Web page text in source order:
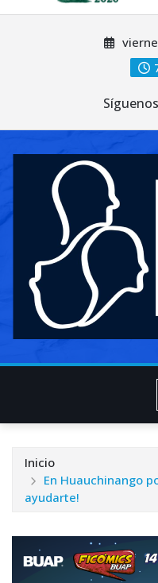
Síguenos
Inicio
En Huauchinango
ayudarte!